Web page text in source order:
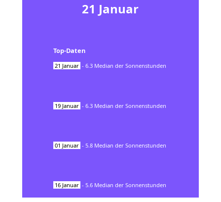
21 Januar
Top-Daten
21 Januar - 6.3 Median der Sonnenstunden
19 Januar - 6.3 Median der Sonnenstunden
01 Januar - 5.8 Median der Sonnenstunden
16 Januar - 5.6 Median der Sonnenstunden